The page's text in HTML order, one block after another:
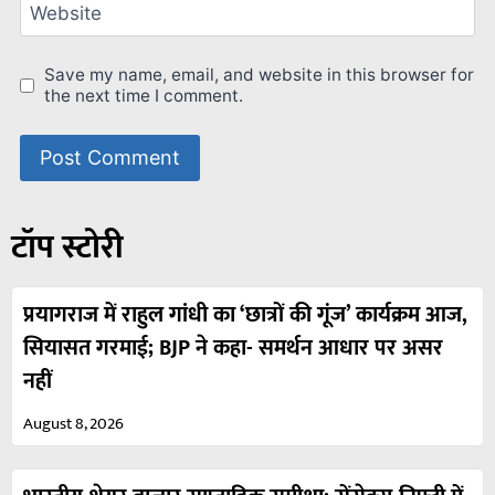
Website
Save my name, email, and website in this browser for
the next time I comment.
टॉप स्टोरी
प्रयागराज में राहुल गांधी का ‘छात्रों की गूंज’ कार्यक्रम आज,
सियासत गरमाई; BJP ने कहा- समर्थन आधार पर असर
नहीं
August 8, 2026